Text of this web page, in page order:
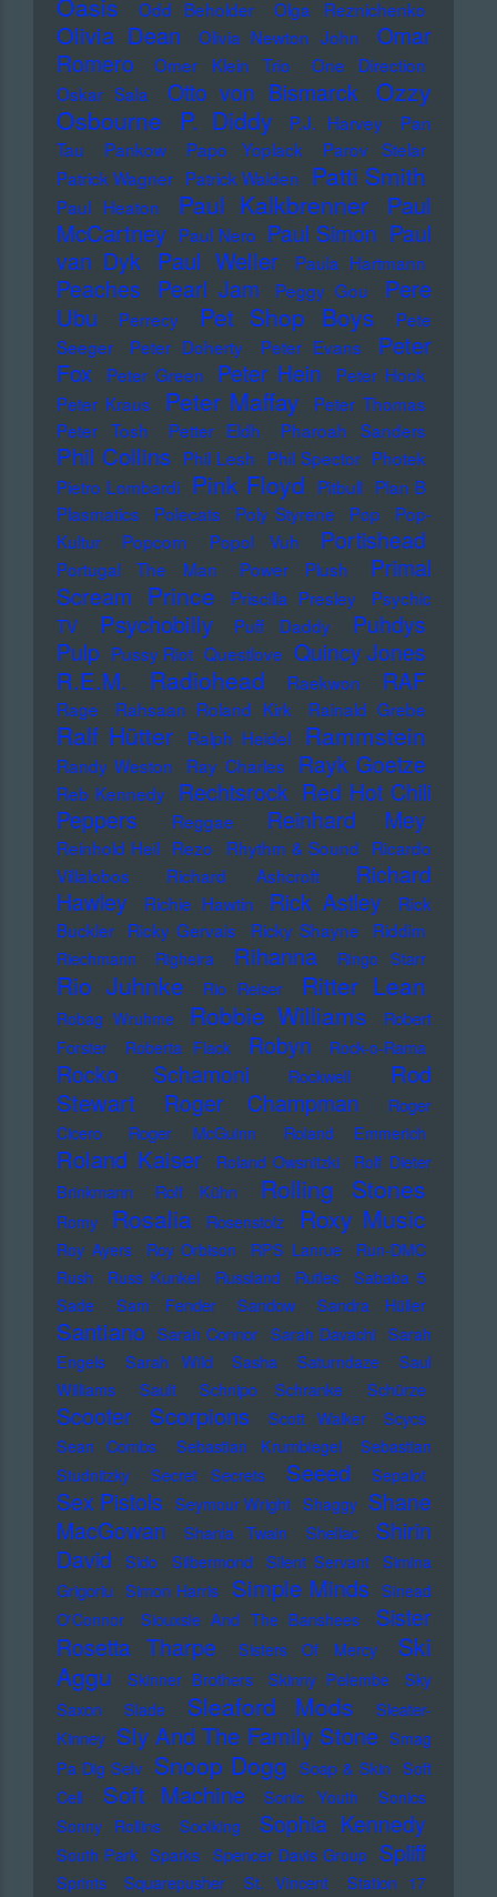
Oasis Odd Beholder Olga Reznichenko
Olivia Dean Olivia Newton John
Omar
Romero
Omer Klein Trio
One Direction
Oskar Sala
Otto von Bismarck Ozzy
Osbourne
P. Diddy P.J. Harvey
Pan
Tau
Pankow Papo Yoplack
Parov Stelar
Patrick Wagner Patrick Walden Patti Smith
Paul Heaton Paul Kalkbrenner
Paul
McCartney Paul Nero Paul Simon Paul
van Dyk Paul Weller Paula Hartmann
Peaches Pearl Jam Peggy Gou
Pere
Ubu
Perrecy Pet Shop Boys
Pete
Seeger
Peter Doherty Peter Evans
Peter
Fox
Peter Green Peter Hein
Peter Hook
Peter Kraus
Peter Maffay
Peter Thomas
Peter Tosh
Petter Eldh Pharoah Sanders
Phil Collins Phil Lesh Phil Spector Photek
Pietro Lombardi
Pink Floyd Pitbull Plan B
Plasmatics
Polecats Poly Styrene Pop
Pop-
Kultur
Popcorn Popol Vuh Portishead
Portugal The Man Power Plush
Primal
Scream
Prince Priscilla Presley
Psychic
TV
Psychobilly Puff Daddy
Puhdys
Pulp Pussy Riot Questlove Quincy Jones
R.E.M. Radiohead Raekwon RAF
Rage Rahsaan Roland Kirk Rainald Grebe
Ralf Hütter Ralph Heidel Rammstein
Randy Weston Ray Charles Rayk Goetze
Reb Kennedy Rechtsrock Red Hot Chili
Peppers
Reggae Reinhard Mey
Reinhold Heil Rezo Rhythm & Sound Ricardo
Villalobos
Richard Ashcroft
Richard
Hawley
Richie Hawtin Rick Astley
Rick
Buckler
Ricky Gervais Ricky Shayne Riddim
Riechmann Righeira Rihanna Ringo Starr
Rio Juhnke Rio Reiser Ritter Lean
Robag Wruhme Robbie Williams
Robert
Forster
Roberta Flack Robyn Rock-o-Rama
Rocko Schamoni Rockwell
Rod
Stewart
Roger Champman
Roger
Cicero
Roger McGuinn Roland Emmerich
Roland Kaiser Roland Owsnitzki
Rolf Dieter
Brinkmann
Rolf Kühn Rolling Stones
Romy Rosalia Rosenstolz Roxy Music
Roy Ayers Roy Orbison RPS Lanrue
Run-DMC
Rush
Russ Kunkel Russland Rutles
Sababa 5
Sade
Sam Fender Sandow Sandra Hüller
Santiano Sarah Connor Sarah Davachi Sarah
Engels
Sarah Wild Sasha Saturndaze
Saul
Williams
Sault Schnipo Schranke Schürze
Scooter Scorpions Scott Walker
Scycs
Sean Combs
Sebastian Krumbiegel
Sebastian
Studnitzky
Secret Secrets Seeed Sepalot
Sex Pistols Seymour Wright Shaggy Shane
MacGowan
Shania Twain Shellac
Shirin
David
Sido Silbermond Silent Servant Simina
Grigoriu Simon Harris Simple Minds Sinead
O'Connor
Siouxsie And The Banshees
Sister
Rosetta Tharpe
Sisters Of Mercy
Ski
Aggu
Skinner Brothers Skinny Pelembe
Sky
Saxon
Slade Sleaford Mods
Sleater-
Kinney Sly And The Family Stone Smag
Pa Dig Selv Snoop Dogg Soap & Skin Soft
Cell
Soft Machine Sonic Youth
Sonics
Sonny Rollins
Soolking Sophia Kennedy
South Park Sparks Spencer Davis Group Spliff
Sprints Squarepusher St. Vincent
Station 17